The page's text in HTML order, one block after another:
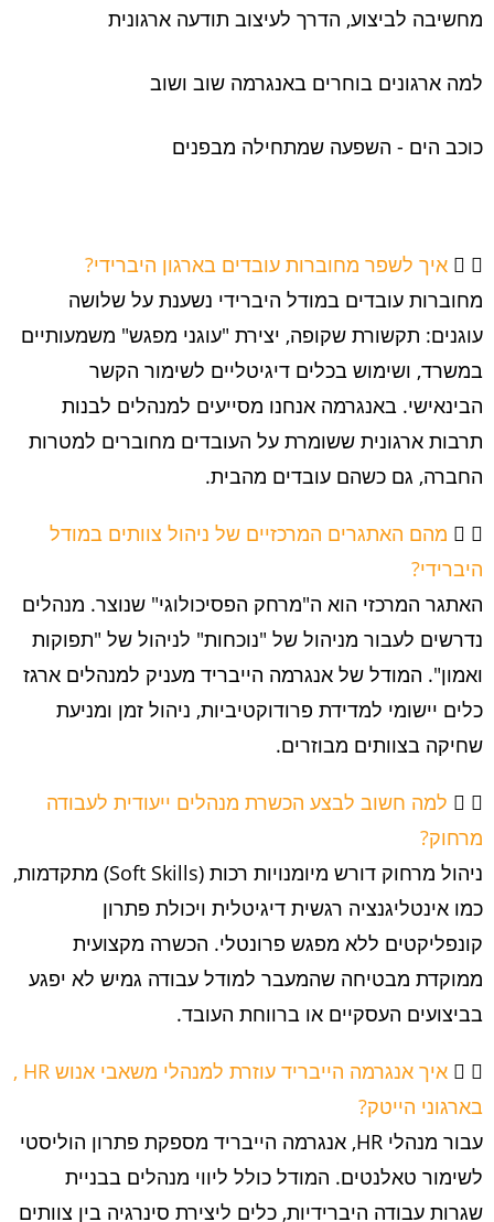
מחשיבה לביצוע, הדרך לעיצוב תודעה ארגונית
למה ארגונים בוחרים באנגרמה שוב ושוב
כוכב הים - השפעה שמתחילה מבפנים
איך לשפר מחוברות עובדים בארגון היברידי?
מחוברות עובדים במודל היברידי נשענת על שלושה
עוגנים: תקשורת שקופה, יצירת "עוגני מפגש" משמעותיים
במשרד, ושימוש בכלים דיגיטליים לשימור הקשר
הבינאישי. באנגרמה אנחנו מסייעים למנהלים לבנות
תרבות ארגונית ששומרת על העובדים מחוברים למטרות
החברה, גם כשהם עובדים מהבית.
מהם האתגרים המרכזיים של ניהול צוותים במודל
היברידי?
האתגר המרכזי הוא ה"מרחק הפסיכולוגי" שנוצר. מנהלים
נדרשים לעבור מניהול של "נוכחות" לניהול של "תפוקות
ואמון". המודל של אנגרמה הייבריד מעניק למנהלים ארגז
כלים יישומי למדידת פרודוקטיביות, ניהול זמן ומניעת
שחיקה בצוותים מבוזרים.
למה חשוב לבצע הכשרת מנהלים ייעודית לעבודה
מרחוק?
ניהול מרחוק דורש מיומנויות רכות (Soft Skills) מתקדמות,
כמו אינטליגנציה רגשית דיגיטלית ויכולת פתרון
קונפליקטים ללא מפגש פרונטלי. הכשרה מקצועית
ממוקדת מבטיחה שהמעבר למודל עבודה גמיש לא יפגע
בביצועים העסקיים או ברווחת העובד.
איך אנגרמה הייבריד עוזרת למנהלי משאבי אנוש HR ,
בארגוני הייטק?
עבור מנהלי HR, אנגרמה הייבריד מספקת פתרון הוליסטי
לשימור טאלנטים. המודל כולל ליווי מנהלים בבניית
שגרות עבודה היברידיות, כלים ליצירת סינרגיה בין צוותים